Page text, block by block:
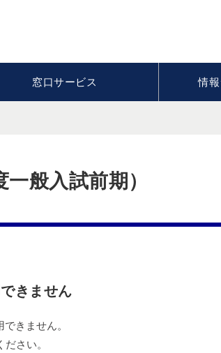
窓口サービス 情
般入試前期）
きません
きません。
ださい。